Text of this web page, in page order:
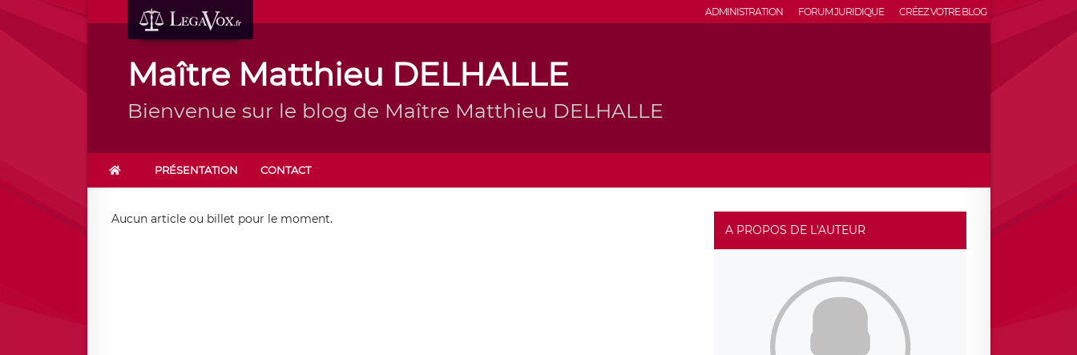
ADMINISTRATION FORUM JURIDIQUE CRÉEZ VOTRE BLOG
Maître Matthieu DELHALLE
Bienvenue sur le blog de Maître Matthieu DELHALLE
PRÉSENTATION CONTACT
Aucun article ou billet pour le moment.
A PROPOS DE L'AUTEUR